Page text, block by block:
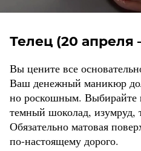
Телец (20 апреля
Вы цените все
Ваш денежный маникюр
но роскошным. Выбирайте
темный шоколад, изумруд,
Обязательно матовая
по-настоящему дорого.